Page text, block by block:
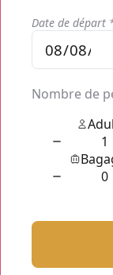
Chauffeur
spécialise
Paris, en
publics ne